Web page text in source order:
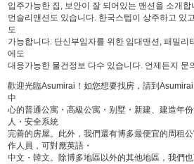
입주가능한 집, 보안이 잘 되어있는 맨션을 소개
먼슬리맨션도 있습니다. 한국스텝이 상주하고 있
도
가능합니다. 단신부임자를 위한 임대맨션, 패밀리
에도
대응가능한 물건정보 다수 있습니다. 언제든지 문
歡迎光臨Asumirai！如您想要找房，請到
中
心的普通公寓・高級公寓・别墅・新建、建造年
人・安全系統
完善的房屋。此外，我們還有博多最便宜的周租
作人員，可對應英語・
中文・韓文。除博多地區以外的其他地區，我們